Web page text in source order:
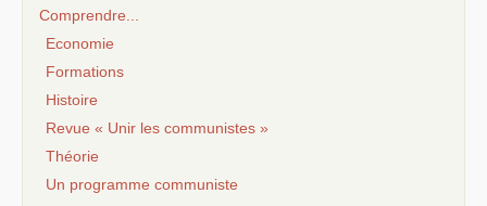
Comprendre...
Economie
Formations
Histoire
Revue « Unir les communistes »
Théorie
Un programme communiste